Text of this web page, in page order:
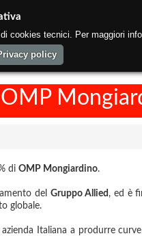
Insediamenti
OMP
di OMP Mongiardino.
del Gruppo Allied , ed è
globale.
Italiana a produrre
tecnici. Per maggiori
policy